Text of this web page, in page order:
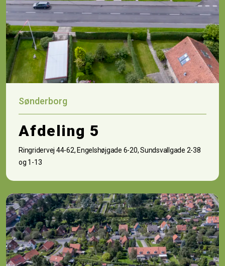
Sønderborg
Afdeling 5
Ringridervej 44-62, Engelshøjgade 6-20, Sundsvallgade 2-38
og 1-13